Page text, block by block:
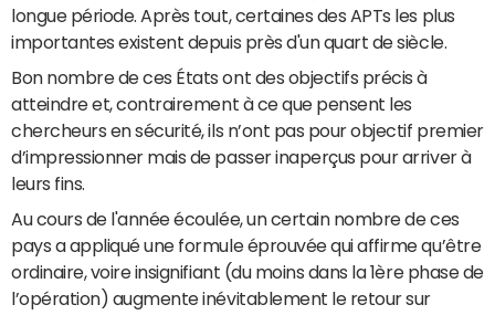
longue période. Après tout, certaines des APTs les plus
importantes existent depuis près d'un quart de siècle.
Bon nombre de ces États ont des objectifs précis à
atteindre et, contrairement à ce que pensent les
chercheurs en sécurité, ils n’ont pas pour objectif premier
d’impressionner mais de passer inaperçus pour arriver à
leurs fins.
Au cours de l'année écoulée, un certain nombre de ces
pays a appliqué une formule éprouvée qui affirme qu’être
ordinaire, voire insignifiant (du moins dans la 1ère phase de
l’opération) augmente inévitablement le retour sur